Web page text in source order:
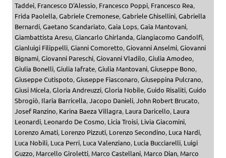
Taddei, Francesco D'Alessio, Francesco Poppi, Francesco Rea,
Frida Paolella,Gabriele Cremonese,Gabriele Ghisellini,Gabriella
Bernardi,Gaetano Scandariato,Gaia Lops,Gaia Mantovani,
Giambattista Aresu,Giancarlo Ghirlanda,Giangiacomo Gandolfi,
Gianluigi Filippelli,Gianni Comoretto,Giovanni Anselmi,Giovanni
Bignami,Giovanni Pareschi,Giovanni Vladilo,Giulia Amodeo,
Giulia Bonelli,Giulia Iafrate,Giulia Mantovani,Giuseppe Bono,
Giuseppe Cutispoto,Giuseppe Fiasconaro,Giuseppina Pulcrano,
Giusi Micela,Gloria Andreuzzi,Gloria Nobile,Guido Risaliti,Guido
Sbrogiò, Ilaria Barricella,Jacopo Danieli,John Robert Brucato,
Josef Ranzino, Karina Baeza Villagra, Laura Daricello, Laura
Leonardi, Leonardo De Cosmo, Licia Troisi, Livia Giacomini,
Lorenzo Amati, Lorenzo Pizzuti, Lorenzo Secondino, Luca Nardi,
Luca Nobili, Luca Perri, Luca Valenziano, Lucia Bucciarelli, Luigi
Guzzo, Marcello Giroletti, Marco Castellani, Marco Dian, Marco